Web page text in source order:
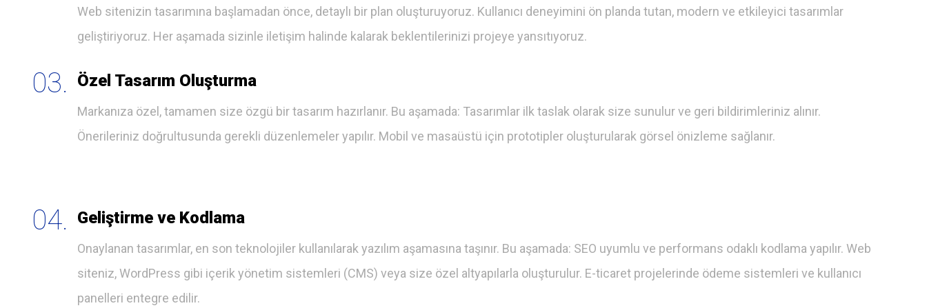
Web sitenizin tasarımına başlamadan önce, detaylı bir plan oluşturuyoruz. Kullanıcı deneyimini ön planda tutan, modern ve etkileyici tasarımlar
geliştiriyoruz. Her aşamada sizinle iletişim halinde kalarak beklentilerinizi projeye yansıtıyoruz.
03. Özel Tasarım Oluşturma
Markanıza özel, tamamen size özgü bir tasarım hazırlanır. Bu aşamada: Tasarımlar ilk taslak olarak size sunulur ve geri bildirimleriniz alınır.
Önerileriniz doğrultusunda gerekli düzenlemeler yapılır. Mobil ve masaüstü için prototipler oluşturularak görsel önizleme sağlanır.
04. Geliştirme ve Kodlama
Onaylanan tasarımlar, en son teknolojiler kullanılarak yazılım aşamasına taşınır. Bu aşamada: SEO uyumlu ve performans odaklı kodlama yapılır. Web
siteniz, WordPress gibi içerik yönetim sistemleri (CMS) veya size özel altyapılarla oluşturulur. E-ticaret projelerinde ödeme sistemleri ve kullanıcı
panelleri entegre edilir.